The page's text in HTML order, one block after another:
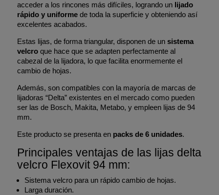
acceder a los rincones más difíciles, logrando un lijado
rápido y uniforme de toda la superficie y obteniendo así
excelentes acabados.
Estas lijas, de forma triangular, disponen de un sistema
velcro que hace que se adapten perfectamente al
cabezal de la lijadora, lo que facilita enormemente el
cambio de hojas.
Además, son compatibles con la mayoría de marcas de
lijadoras “Delta” existentes en el mercado como pueden
ser las de Bosch, Makita, Metabo, y empleen lijas de 94
mm.
Este producto se presenta en packs de 6 unidades.
Principales ventajas de las lijas delta
velcro Flexovit 94 mm:
Sistema velcro para un rápido cambio de hojas.
Larga duración.